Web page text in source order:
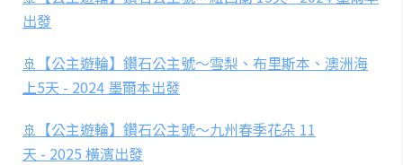
出發
🚢【公主遊輪】鑽石公主號～雪梨、布里斯本、澳洲海
上5天 - 2024 墨爾本出發
🚢【公主遊輪】鑽石公主號～九州春季花朵 11
天 - 2025 橫濱出發